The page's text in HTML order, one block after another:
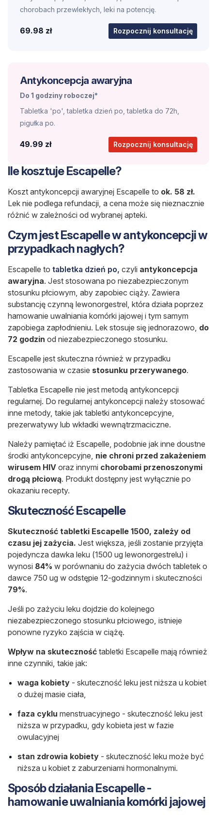
chorobach przewlekłych, leki na potencję.
69.98 zł Rozpocznij konsultację
Antykoncepcja awaryjna
Do 1 godziny roboczej*
Tabletka 'po', tabletka dzień po, tabletka do 72h,
pigułka po.
49.99 zł Rozpocznij konsultację
Ile kosztuje Escapelle?
Koszt antykoncepcji awaryjnej Escapelle to ok. 58 zł.
Lek nie podlega refundacji, a cena może się nieznacznie
różnić w zależności od wybranej apteki.
Czym jest Escapelle w antykoncepcji w
przypadkach nagłych?
Escapelle to tabletka dzień po, czyli antykoncepcja
awaryjna. Jest stosowana po niezabezpieczonym
stosunku płciowym, aby zapobiec ciąży. Zawiera
substancję czynną lewonorgestrel, która działa poprzez
hamowanie uwalniania komórki jajowej i tym samym
zapobiega zapłodnieniu. Lek stosuje się jednorazowo, do
72 godzin od niezabezpieczonego stosunku.
Escapelle jest skuteczna również w przypadku
zastosowania w czasie stosunku przerywanego.
Tabletka Escapelle nie jest metodą antykoncepcji
regularnej. Do regularnej antykoncepcji należy stosować
inne metody, takie jak tabletki antykoncepcyjne,
prezerwatywy lub wkładki wewnątrzmaciczne.
Należy pamiętać iż Escapelle, podobnie jak inne doustne
środki antykoncepcyjne, nie chroni przed zakażeniem
wirusem HIV oraz innymi chorobami przenoszonymi
drogą płciową. Produkt dostępny jest wyłącznie po
okazaniu recepty.
Skuteczność Escapelle
Skuteczność tabletki Escapelle 1500, zależy od
czasu jej zażycia. Jest większa, jeśli zostanie przyjęta
pojedyncza dawka leku (1500 ug lewonorgestrelu) i
wynosi 84% w porównaniu do zażycia dwóch tabletek o
dawce 750 ug w odstępie 12-godzinnym i skuteczności
79%.
Jeśli po zażyciu leku dojdzie do kolejnego
niezabezpieczonego stosunku płciowego, istnieje
ponowne ryzyko zajścia w ciążę.
Wpływ na skuteczność tabletki Escapelle mają również
inne czynniki, takie jak:
waga kobiety - skuteczność leku jest niższa u kobiet
o dużej masie ciała,
faza cyklu menstruacyjnego - skuteczność leku jest
niższa w przypadku, gdy kobieta jest w fazie
owulacyjnej
stan zdrowia kobiety - skuteczność leku może być
niższa u kobiet z zaburzeniami hormonalnymi.
Sposób działania Escapelle -
hamowanie uwalniania komórki jajowej